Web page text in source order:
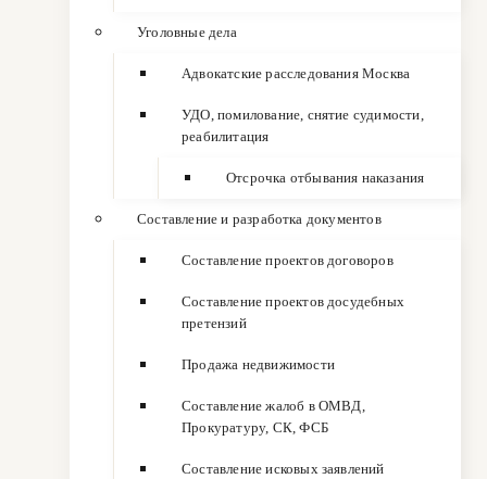
Уголовные дела
Адвокатские расследования Москва
УДО, помилование, снятие судимости,
реабилитация
Отсрочка отбывания наказания
Составление и разработка документов
Составление проектов договоров
Составление проектов досудебных
претензий
Продажа недвижимости
Составление жалоб в ОМВД,
Прокуратуру, СК, ФСБ
Составление исковых заявлений